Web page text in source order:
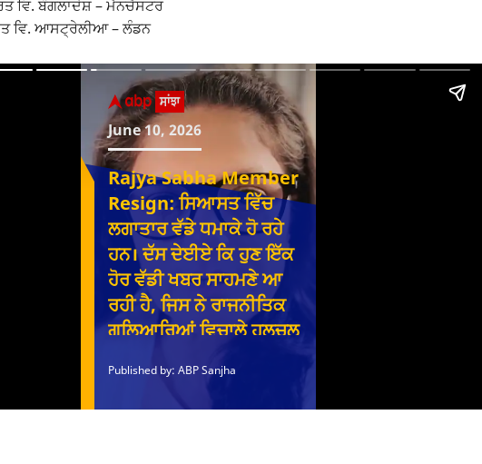
ਵਿ. ਬੰਗਲਾਦੇਸ਼ – ਮੈਨਚੈਸਟਰ
ਵਿ. ਆਸਟ੍ਰੇਲੀਆ – ਲੰਡਨ